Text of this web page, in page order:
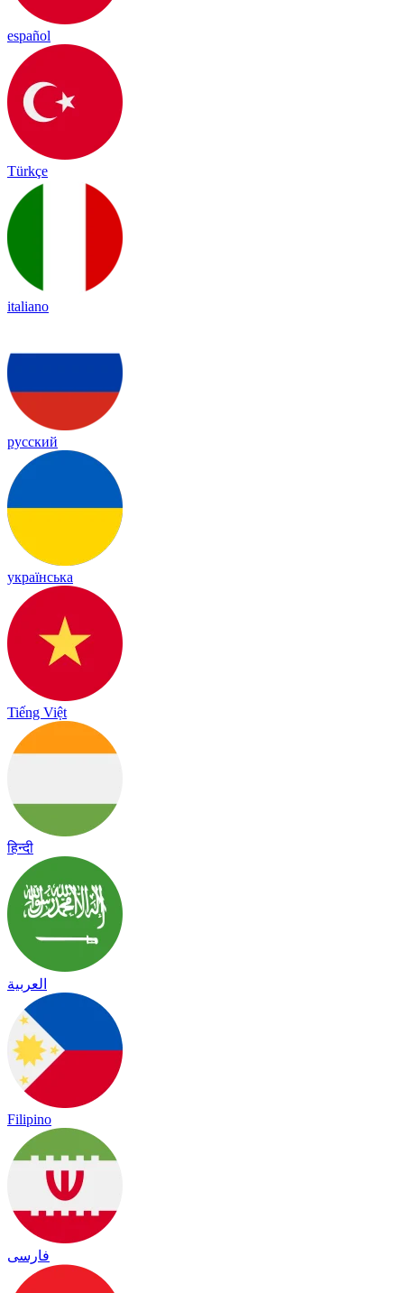
español
Türkçe
italiano
русский
українська
Tiếng Việt
हिन्दी
العربية
Filipino
فارسی